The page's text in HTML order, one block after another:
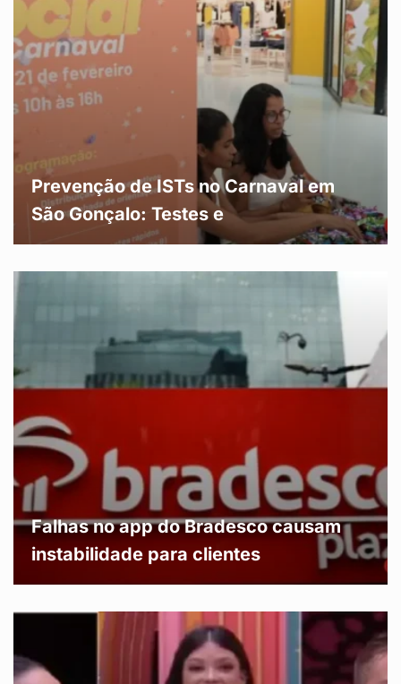
Prevenção de ISTs no Carnaval em
São Gonçalo: Testes e
Falhas no app do Bradesco causam
instabilidade para clientes